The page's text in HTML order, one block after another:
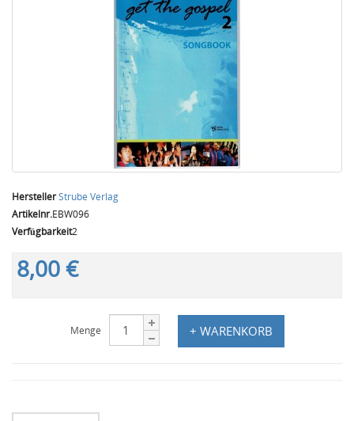
HerstellerStrube Verlag
Artikelnr.EBW096
Verfügbarkeit2
8,00 €
Menge + WARENKORB